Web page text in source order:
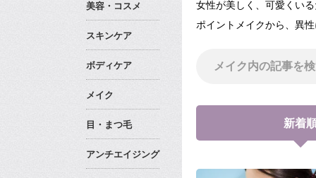
女性が美しく、可愛くい
ポイントメイクから、異
新着
美容・コスメ
スキンケア
ボディケア
メイク
目・まつ毛
アンチエイジング